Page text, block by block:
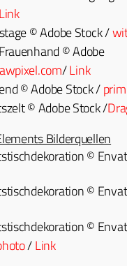
Link
© Adobe Stock /
© Adobe
/Link
© Adobe Stock /
© Adobe Stock /
Bilderquellen
©
©
©
/Link